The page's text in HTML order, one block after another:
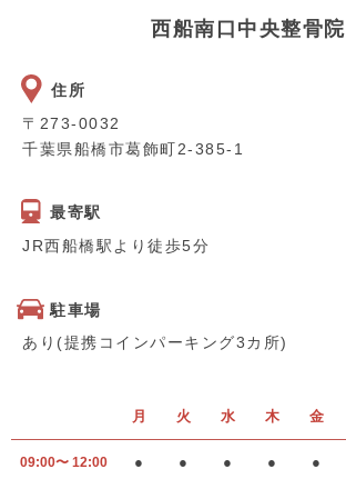
西船南口中央整骨院
住所
〒273-0032
千葉県船橋市葛飾町2-385-1
最寄駅
JR西船橋駅より徒歩5分
駐車場
あり(提携コインパーキング3カ所)
月 火 水 木 金
09:00〜 12:00 ● ● ● ● ●